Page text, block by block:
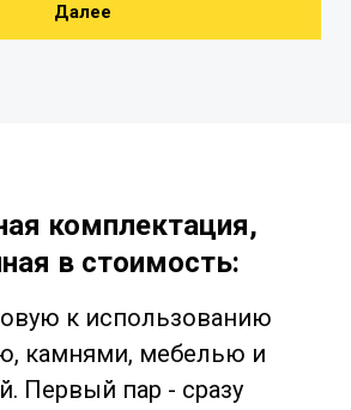
Далее
к использованию
камнями, мебелью и
Первый пар - сразу
комплектация,
в стоимость: